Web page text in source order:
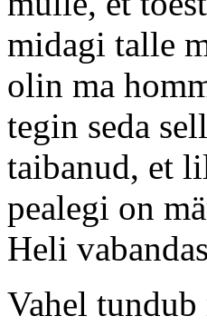
midagi talle
olin ma
tegin seda
taibanud, et
pealegi on
Heli
Vahel tundub